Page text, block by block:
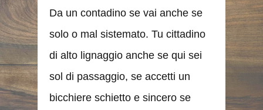
Da un contadino se vai anche se
solo o mal sistemato. Tu cittadino
di alto lignaggio anche se qui sei
sol di passaggio, se accetti un
bicchiere schietto e sincero se